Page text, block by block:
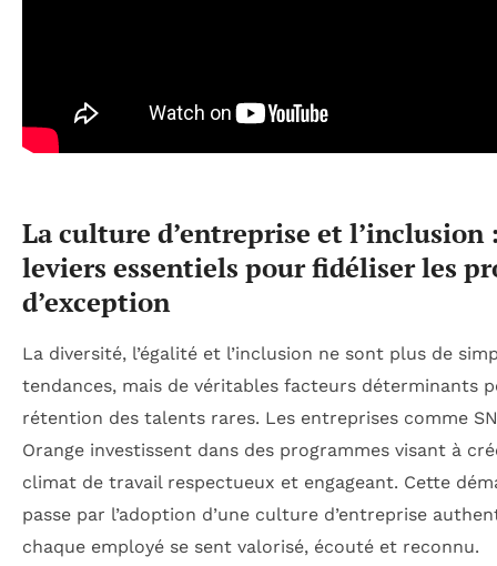
La culture d’entreprise et l’inclusion
leviers essentiels pour fidéliser les
d’exception
La diversité, l’égalité et l’inclusion ne sont plus de
tendances, mais de véritables facteurs déterminants
rétention des talents rares. Les entreprises comme
Orange investissent dans des programmes visant à
climat de travail respectueux et engageant. Cette
passe par l’adoption d’une culture d’entreprise
chaque employé se sent valorisé, écouté et reconnu.